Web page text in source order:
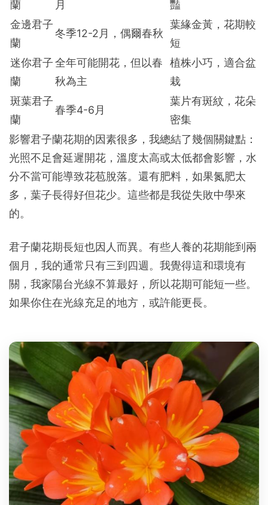
蘭 月
豔
金邊君子
蘭
冬季12-2月，偶爾春秋
葉緣金黃，花期較
短
迷你君子
蘭
全年可能開花，但以春
秋為主
植株小巧，適合盆
栽
斑葉君子
蘭
春季4-6月
葉片有斑紋，花朵
密集
影響君子蘭花期的因素很多，我總結了幾個關鍵點：
光照不足會延遲開花，溫度太高或太低都會影響，水
分不當可能導致花苞脫落。還有肥料，如果氮肥太
多，葉子長得好但花少。這些都是我從失敗中學來
的。
君子蘭花期長短也因人而異。有些人養的花期能到兩
個月，我的通常只有三到四週。我覺得這和環境有
關，我家陽台光線不算最好，所以花期可能短一些。
如果你住在光線充足的地方，或許能更長。